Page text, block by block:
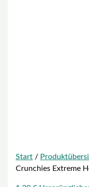
Start/
Crunchies Extreme